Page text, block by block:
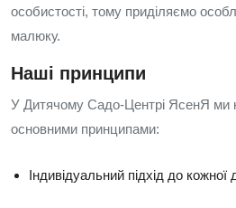
особистості, тому приділяємо
малюку.
Наші принципи
У Дитячому Садо-Центрі ЯсенЯ ми
основними принципами:
Індивідуальний підхід до кожної